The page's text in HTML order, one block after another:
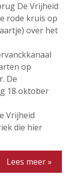
De Vrijheid
rode kruis op
over het
op
De
18 oktober
Vrijheid
die hier
Lees meer »